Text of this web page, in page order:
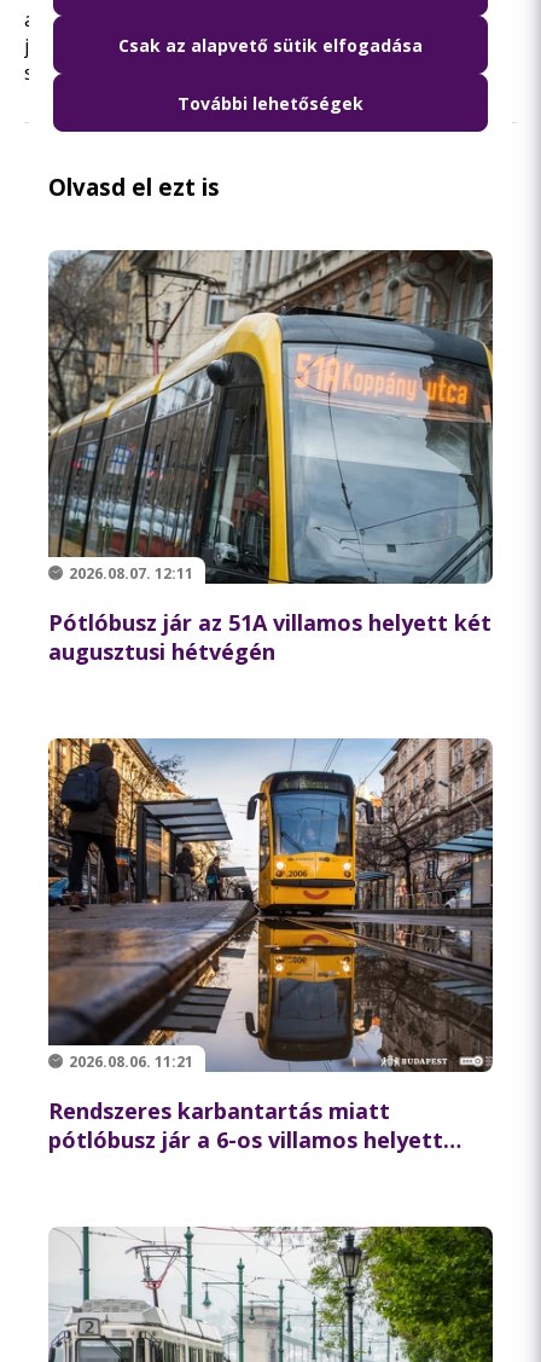
az optimális útvonalat az úti cél eléréséhez, de akár
jegyét, bérletét is megvásárolhatja az applikáció
segítségével.
Olvasd el ezt is
2026.08.07. 12:11
Pótlóbusz jár az 51A villamos helyett két
augusztusi hétvégén
2026.08.06. 11:21
Rendszeres karbantartás miatt
pótlóbusz jár a 6-os villamos helyett
Csak az alapvető sütik elfogadása
További lehetőségek